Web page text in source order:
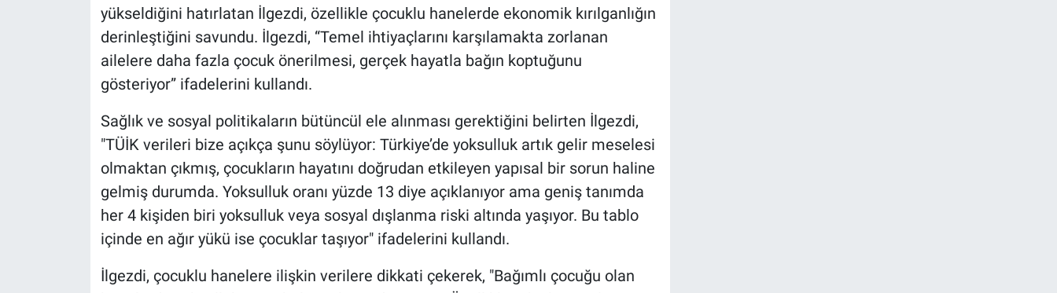
yükseldiğini hatırlatan İlgezdi, özellikle çocuklu hanelerde ekonomik kırılganlığın
derinleştiğini savundu. İlgezdi, “Temel ihtiyaçlarını karşılamakta zorlanan
ailelere daha fazla çocuk önerilmesi, gerçek hayatla bağın koptuğunu
gösteriyor” ifadelerini kullandı.
Sağlık ve sosyal politikaların bütüncül ele alınması gerektiğini belirten İlgezdi,
"TÜİK verileri bize açıkça şunu söylüyor: Türkiye’de yoksulluk artık gelir meselesi
olmaktan çıkmış, çocukların hayatını doğrudan etkileyen yapısal bir sorun haline
gelmiş durumda. Yoksulluk oranı yüzde 13 diye açıklanıyor ama geniş tanımda
her 4 kişiden biri yoksulluk veya sosyal dışlanma riski altında yaşıyor. Bu tablo
içinde en ağır yükü ise çocuklar taşıyor" ifadelerini kullandı.
İlgezdi, çocuklu hanelere ilişkin verilere dikkati çekerek, "Bağımlı çocuğu olan